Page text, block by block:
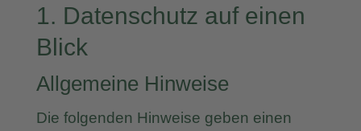
1. Datenschutz auf einen
Blick
Allgemeine Hinweise
Die folgenden Hinweise geben einen